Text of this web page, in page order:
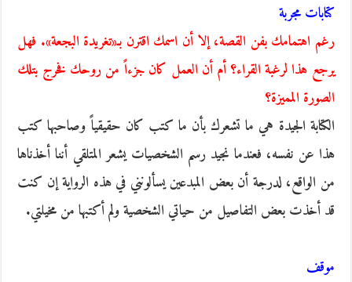
كتابات مجربة
رغم اهتمامك بفن القصة، إلا أن اسمك اقترن بـ«تغريدة البجعة». فهل
يرجع هذا لرغبة القراء؟ أم أن العمل كان جزءاً من روحك فخرج بتلك
الصورة المميزة؟
الكتابة الجيدة هي ما تشعرك بأن ما كتب كان حقيقياً وصاحبها كتب
هذا عن نفسه، فعندما نجيد رسم الشخصيات يشعر المتلقي أننا أخذناها
من الواقع، لدرجة أن بعض المبدعين يسألونني في هذه الرواية إن كنت
قد أخذت بعض التفاصيل من حياتي الشخصية ولم أكتبها من مخيلتي.
موقف